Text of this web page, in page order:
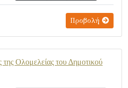
Προβολή
Ολομελείας τoυ Δημοτικού